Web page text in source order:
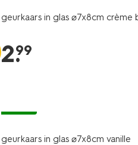
geurkaars in glas ⌀7x8cm crème
2.
99
geurkaars in glas ⌀7x8cm vanille